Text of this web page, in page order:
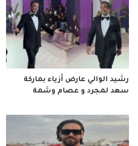
رشيد الوالي عارض أزياء بماركة
سعد لمجرد و عصام وشمة